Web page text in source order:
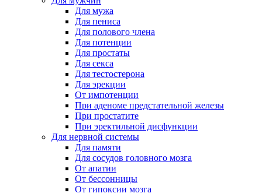
Для мужа
Для пениса
Для полового члена
Для потенции
Для простаты
Для секса
Для тестостерона
Для эрекции
От импотенции
При аденоме предстательной железы
При простатите
При эректильной дисфункции
Для нервной системы
Для памяти
Для сосудов головного мозга
От апатии
От бессонницы
От гипоксии мозга